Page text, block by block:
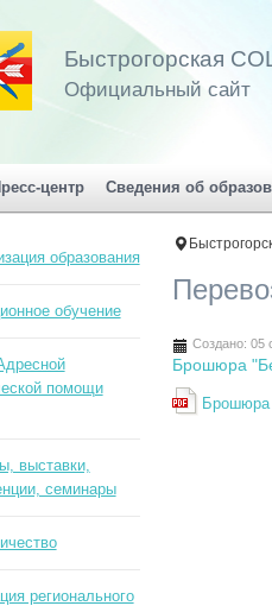
Быстрогорская
Официальный сайт
центр Сведения об
Создано: 05
Брошюра
Брошюра
образования
обучение
помощи
выставки,
семинары
регионального